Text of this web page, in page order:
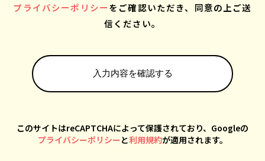
プライバシーポリシーをご確認いただき、同意の上ご送
信ください。
このサイトはreCAPTCHAによって保護されており、Googleの
プライバシーポリシーと利用規約が適用されます。